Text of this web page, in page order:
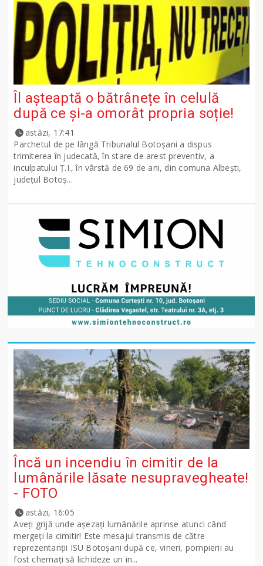
Îl așteaptă o bătrânețe în celulă
după ce și-a omorât propria soție!
astăzi, 17:41
Parchetul de pe lângă Tribunalul Botoşani a dispus
trimiterea în judecată, în stare de arest preventiv, a
inculpatului Ț.I., în vârstă de 69 de ani, din comuna Albești,
județul Botoș...
Încă un incendiu în cimitir de la
lumânările lăsate nesupravegheate!
- FOTO
astăzi, 16:05
Aveți grijă unde așezați lumânările aprinse atunci când
mergeți la cimitir! Este mesajul transmis de către
reprezentanții ISU Botoșani după ce, vineri, pompierii au
fost chemați să lichideze un in...